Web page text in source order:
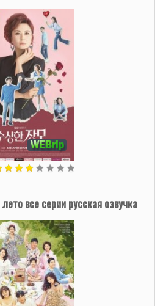
все серии русская озвучка